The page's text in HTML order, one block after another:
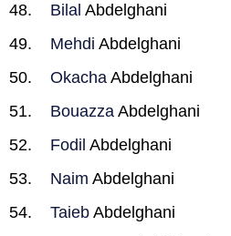
Bilal Abdelghani
Mehdi Abdelghani
Okacha Abdelghani
Bouazza Abdelghani
Fodil Abdelghani
Naim Abdelghani
Taieb Abdelghani